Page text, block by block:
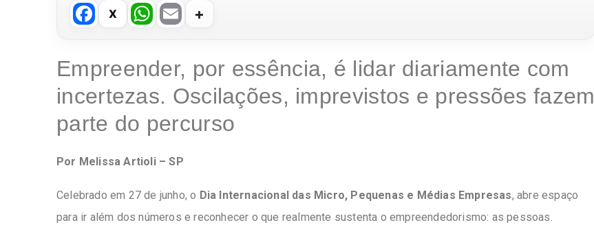
F
a
c
e
b
o
k
W
h
at
s
A
p
E
ail
Empreender, por essência, é lidar diariamente com
incertezas. Oscilações, imprevistos e pressões fazem
parte do percurso
Por Melissa Artioli – SP
Celebrado em 27 de junho, o Dia Internacional das Micro, Pequenas e Médias Empresas, abre espaço
para ir além dos números e reconhecer o que realmente sustenta o empreendedorismo: as pessoas.